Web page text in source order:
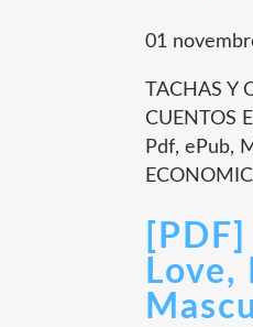
01
TACHAS Y
CUENTOS
Pdf, ePub,